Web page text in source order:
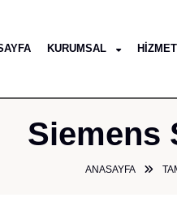
KURUMSAL
Siemens
ANASAYFA